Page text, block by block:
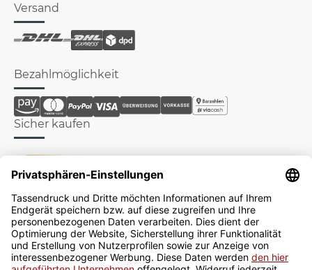
Versand
Bezahlmöglichkeit
Sicher kaufen